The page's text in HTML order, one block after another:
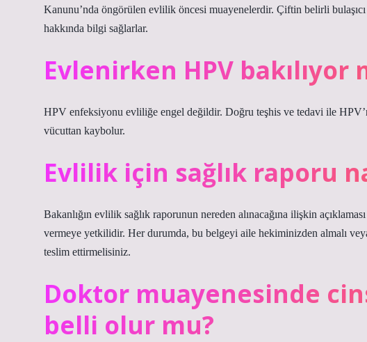
Kanunu’nda öngörülen evlilik öncesi muayenelerdir. Çiftin belirli bulaşıcı
hakkında bilgi sağlarlar.
Evlenirken HPV bakılıyor
HPV enfeksiyonu evliliğe engel değildir. Doğru teşhis ve tedavi ile
vücuttan kaybolur.
Evlilik için sağlık raporu
Bakanlığın evlilik sağlık raporunun nereden alınacağına ilişkin
vermeye yetkilidir. Her durumda, bu belgeyi aile hekiminizden almalı
teslim ettirmelisiniz.
Doktor muayenesinde
belli olur mu?